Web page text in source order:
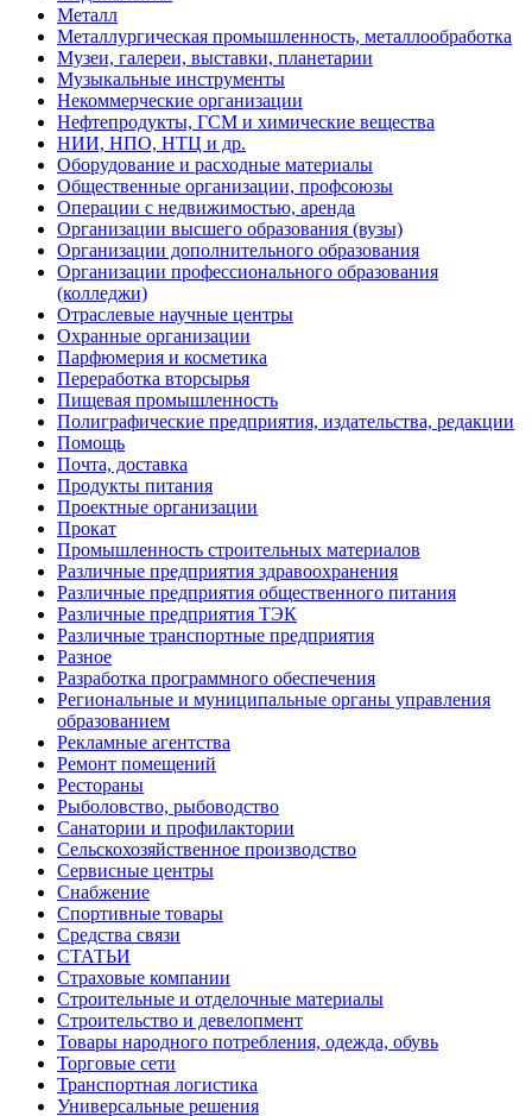
Металл
Металлургическая промышленность, металлообработка
Музеи, галереи, выставки, планетарии
Музыкальные инструменты
Некоммерческие организации
Нефтепродукты, ГСМ и химические вещества
НИИ, НПО, НТЦ и др.
Оборудование и расходные материалы
Общественные организации, профсоюзы
Операции с недвижимостью, аренда
Организации высшего образования (вузы)
Организации дополнительного образования
Организации профессионального образования
(колледжи)
Отраслевые научные центры
Охранные организации
Парфюмерия и косметика
Переработка вторсырья
Пищевая промышленность
Полиграфические предприятия, издательства, редакции
Помощь
Почта, доставка
Продукты питания
Проектные организации
Прокат
Промышленность строительных материалов
Различные предприятия здравоохранения
Различные предприятия общественного питания
Различные предприятия ТЭК
Различные транспортные предприятия
Разное
Разработка программного обеспечения
Региональные и муниципальные органы управления
образованием
Рекламные агентства
Ремонт помещений
Рестораны
Рыболовство, рыбоводство
Санатории и профилактории
Сельскохозяйственное производство
Сервисные центры
Снабжение
Спортивные товары
Средства связи
СТАТЬИ
Страховые компании
Строительные и отделочные материалы
Строительство и девелопмент
Товары народного потребления, одежда, обувь
Торговые сети
Транспортная логистика
Универсальные решения